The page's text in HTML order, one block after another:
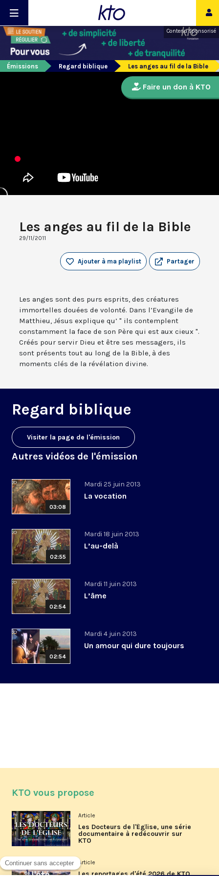
Contenu sponsorisé
Émissions Regard biblique Les anges au fil de la Bible
Les anges au fil de la Bible
29/11/2011
Partager
Ajouter à ma playlist
Les anges sont des purs esprits, des créatures
immortelles douées de volonté. Dans l’Evangile de
Matthieu, Jésus explique qu’ " ils contemplent
constamment la face de son Père qui est aux cieux ".
Créés pour servir Dieu et être ses messagers, ils
sont présents tout au long de la Bible, à des
moments clés de la révélation divine.
Regard biblique
Visiter la page de l'émission
Autres vidéos de l'émission
03:08
Mardi 25 juin 2013
La vocation
02:55
Mardi 18 juin 2013
L’au-delà
02:54
Mardi 11 juin 2013
L’âme
02:54
Mardi 4 juin 2013
Un amour qui dure toujours
Faire un don à KTO
KTO vous propose
Article
Les Docteurs de l'Église, une série
documentaire à redécouvrir sur
KTO
Article
Les reportages d'été 2026 de KTO